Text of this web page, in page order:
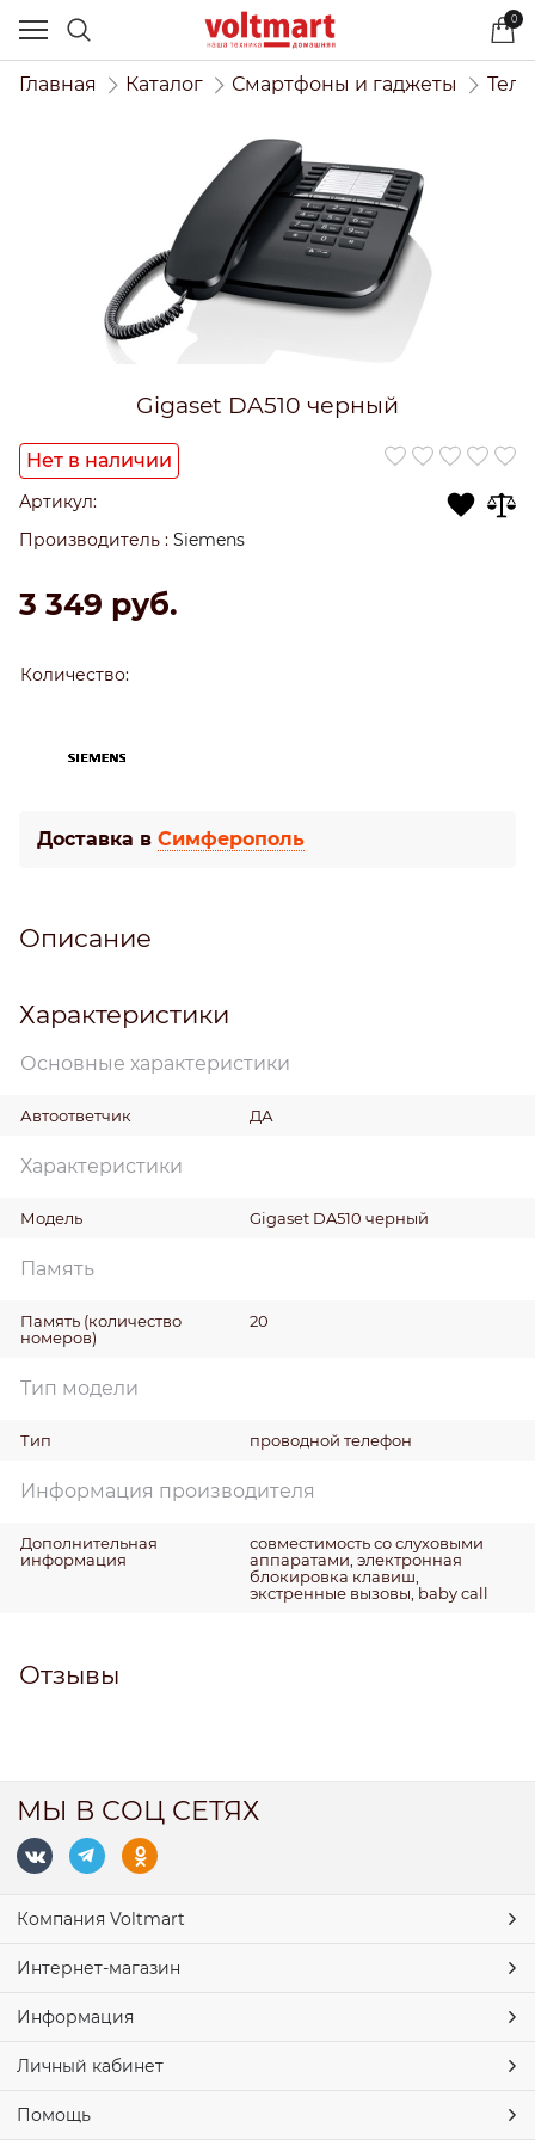
0
Главная Каталог Смартфоны и гаджеты
Gigaset DA510 черный
Нет в наличии
Артикул:
Производитель : Siemens
3 349 руб.
Количество:
Доставка в Симферополь
Описание
Характеристики
Основные характеристики
Автоответчик ДА
Характеристики
Модель Gigaset DA510 черный
Память
Память (количество
номеров)
20
Тип модели
Тип проводной телефон
Информация производителя
Дополнительная
информация
совместимость со слуховыми
аппаратами, электронная
блокировка клавиш,
экстренные вызовы, baby call
Отзывы
МЫ В СОЦ СЕТЯХ
Компания Voltmart
Интернет-магазин
Информация
Личный кабинет
Помощь